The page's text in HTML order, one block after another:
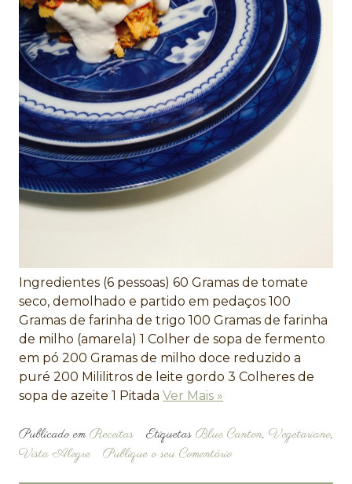
Ingredientes (6 pessoas) 60 Gramas de tomate
seco, demolhado e partido em pedaços 100
Gramas de farinha de trigo 100 Gramas de farinha
de milho (amarela) 1 Colher de sopa de fermento
em pó 200 Gramas de milho doce reduzido a
puré 200 Mililitros de leite gordo 3 Colheres de
sopa de azeite 1 Pitada Ver Mais »
Publicado emReceitas Etiquetas Blue Canton, Vegetariano,
Vista Alegre
Publique o seu Comentário